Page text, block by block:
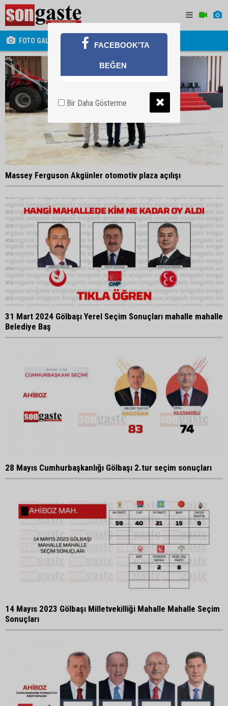
FOTO GALERİ
Massey Ferguson Akgünler otomotiv plaza açılışı
31 Mart 2024 Gölbaşı Yerel Seçim Sonuçları mahalle mahalle
Belediye Baş
28 Mayıs Cumhurbaşkanlığı Gölbaşı 2.tur seçim sonuçları
14 Mayıs 2023 Gölbaşı Milletvekilliği Mahalle Mahalle Seçim
Sonuçları
FACEBOOK'TA
BEĞEN
Bir Daha Gösterme